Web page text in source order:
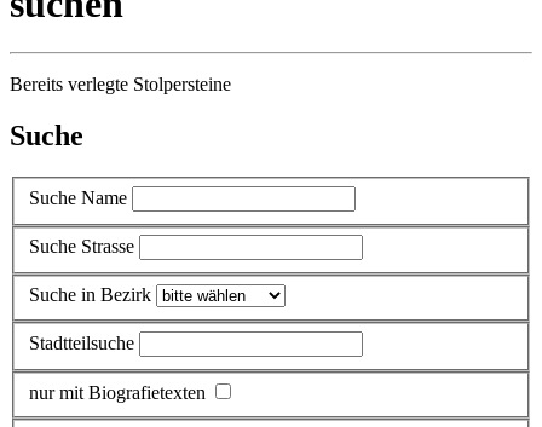
Bereits verlegte Stolpersteine
Suche
Suche Name
Suche Strasse
Suche in Bezirk
Stadtteilsuche
nur mit Biografietexten